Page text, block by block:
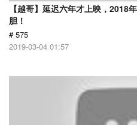
【越哥】延迟六年才上映，2018
胆！
# 575
2019-03-04 01:57